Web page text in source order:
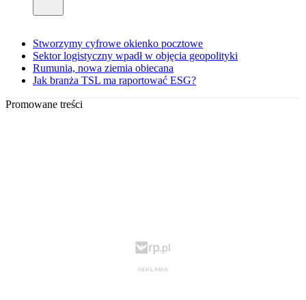
Stworzymy cyfrowe okienko pocztowe
Sektor logistyczny wpadł w objęcia geopolityki
Rumunia, nowa ziemia obiecana
Jak branża TSL ma raportować ESG?
Promowane treści